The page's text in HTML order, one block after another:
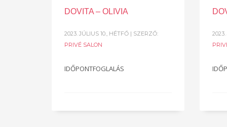
DOVITA – OLIVIA
2023. JÚLIUS 10., HÉTFŐ | SZERZŐ:
PRIVÉ SALON
IDŐPONTFOGLALÁS